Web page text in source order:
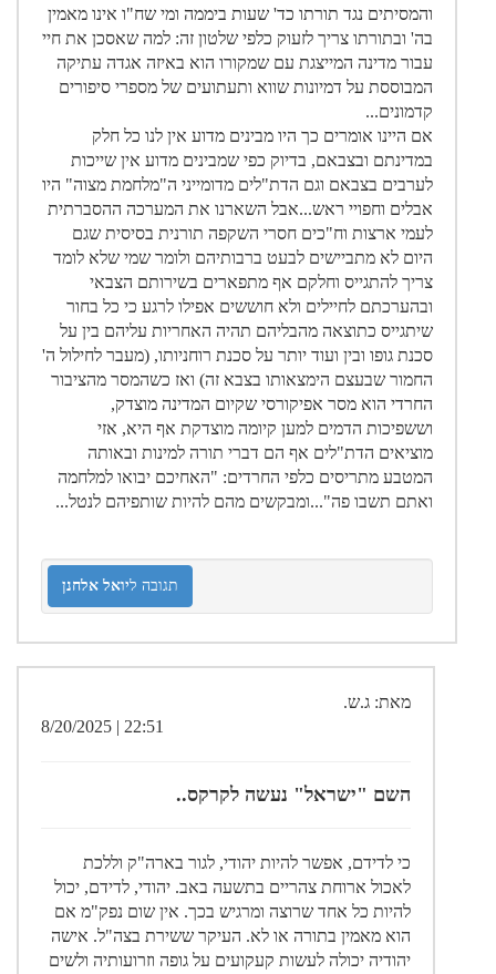
והמסיתים נגד תורתו כד' שעות ביממה ומי שח"ו אינו מאמין
בה' ובתורתו צריך לזעוק כלפי שלטון זה: למה שאסכן את חיי
עבור מדינה המייצגת עם שמקורו הוא באיזה אגדה עתיקה
המבוססת על דמיונות שווא ותעתועים של מספרי סיפורים
קדמונים...
אם היינו אומרים כך היו מבינים מדוע אין לנו כל חלק
במדינתם ובצבאם, בדיוק כפי שמבינים מדוע אין שייכות
לערבים בצבאם וגם הדת"לים מדומייני ה"מלחמת מצוה" היו
אבלים וחפויי ראש...אבל השארנו את המערכה ההסברתית
לעמי ארצות וח"כים חסרי השקפה תורנית בסיסית שגם
היום לא מתביישים לבעט ברבותיהם ולומר שמי שלא לומד
צריך להתגייס וחלקם אף מתפארים בשירותם הצבאי
ובהערכתם לחיילים ולא חוששים אפילו לרגע כי כל בחור
שיתגייס כתוצאה מהבליהם תהיה האחריות עליהם בין על
סכנת גופו ובין ועוד יותר על סכנת רוחניותו, (מעבר לחילול ה'
החמור שבעצם הימצאותו בצבא זה) ואז כשהמסר מהציבור
החרדי הוא מסר אפיקורסי שקיום המדינה מוצדק,
וששפיכות הדמים למען קיומה מוצדקת אף היא, אזי
מוציאים הדת"לים אף הם דברי תורה למינות ובאותה
המטבע מתריסים כלפי החרדים: "האחיכם יבואו למלחמה
ואתם תשבו פה"...ומבקשים מהם להיות שותפיהם לנטל...
תגובה ליואל אלחנן
מאת: ג.ש.
22:51 | 8/20/2025
השם "ישראל" נעשה לקרקס..
כי לדידם, אפשר להיות יהודי, לגור בארה"ק וללכת
לאכול ארוחת צהריים בתשעה באב. יהודי, לדידם, יכול
להיות כל אחד שרוצה ומרגיש בכך. אין שום נפק"מ אם
הוא מאמין בתורה או לא. העיקר ששירת בצה"ל. אישה
יהודיה יכולה לעשות קעקועים על גופה וזרועותיה ולשים